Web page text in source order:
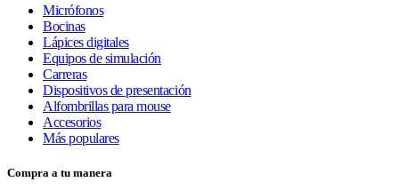
Micrófonos
Bocinas
Lápices digitales
Equipos de simulación
Carreras
Dispositivos de presentación
Alfombrillas para mouse
Accesorios
Más populares
Compra a tu manera